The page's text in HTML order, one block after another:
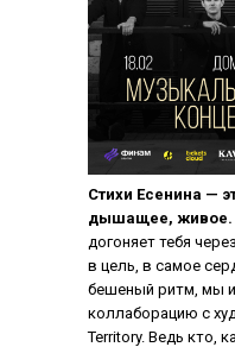
Стихи Есенина —
дышащее, живое.
догоняет тебя
в цель, в самое
бешеный ритм, мы
коллаборацию с
Territory. Ведь кто,